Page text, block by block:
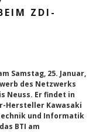
ZDI-
Samstag, 25. Januar,
des Netzwerks
Neuss. Er findet in
Hersteller Kawasaki
und Informatik
BTI am